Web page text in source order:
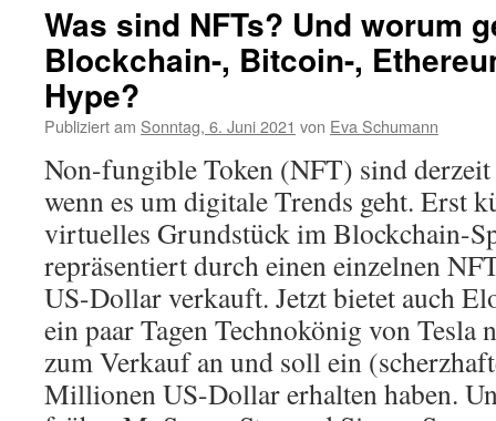
Was sind NFTs? Und worum
Blockchain-, Bitcoin-,
Hype?
Publiziert am Sonntag, 6. Juni 2021 von Eva Schumann
Non-fungible Token (NFT) sind derzeit
wenn es um digitale Trends geht. Erst
virtuelles Grundstück im Blockchain-
repräsentiert durch einen einzelnen
US-Dollar verkauft. Jetzt bietet auch
ein paar Tagen Technokönig von Tesla
zum Verkauf an und soll ein
Millionen US-Dollar erhalten haben.